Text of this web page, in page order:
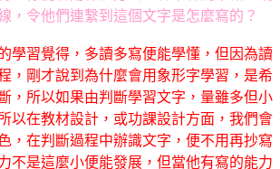
，令他們連繫到這個文字是怎麼寫的？
學習覺得，多讀多寫便能學懂，但因為讀
，剛才說到為什麼會用象形字學習，是希
，所以如果由判斷學習文字，量雖多但小
以在教材設計，或功課設計方面，我們會
，在判斷過程中辦識文字，便不用再抄寫
不是這麼小便能發展，但當他有寫的能力